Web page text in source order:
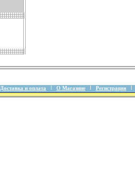
Доставка и оплата О Магазине Регистрация